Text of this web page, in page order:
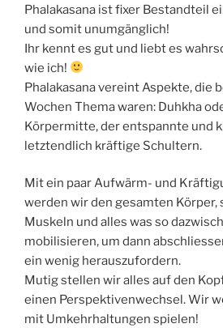
Phalakasana ist fixer Bestandteil
und somit unumgänglich!
Ihr kennt es gut und liebt es
wie ich!
Phalakasana vereint Aspekte, die
Wochen Thema waren: Duhkha
Körpermitte, der entspannte und
letztendlich kräftige Schultern.
Mit ein paar Aufwärm- und
werden wir den gesamten Körper,
Muskeln und alles was so
mobilisieren, um dann
ein wenig herauszufordern.
Mutig stellen wir alles auf den
einen Perspektivenwechsel. Wir
mit Umkehrhaltungen spielen!